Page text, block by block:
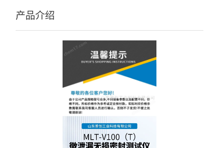
产品介绍